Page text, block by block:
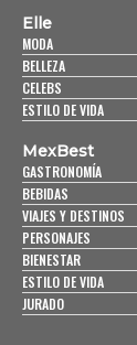
Elle
MODA
BELLEZA
CELEBS
ESTILO DE VIDA
MexBest
GASTRONOMÍA
BEBIDAS
VIAJES Y DESTINOS
PERSONAJES
BIENESTAR
ESTILO DE VIDA
JURADO